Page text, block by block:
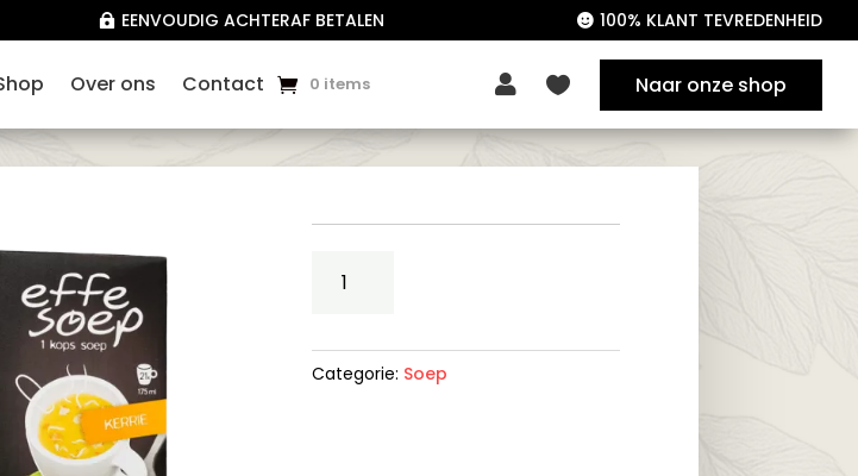
 EENVOUDIG ACHTERAF BETALEN  100% KLANT TEVREDENHEID
Over ons Contact 0 items   Naar onze shop
Soep
1-
Categorie: Soep